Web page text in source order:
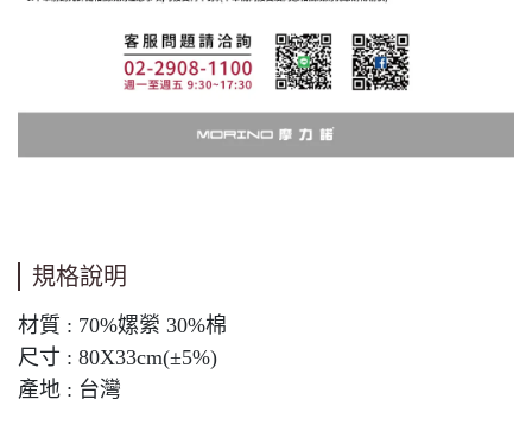
規格說明
材質 : 70%嫘縈 30%棉
尺寸 : 80X33cm(±5%)
產地 : 台灣